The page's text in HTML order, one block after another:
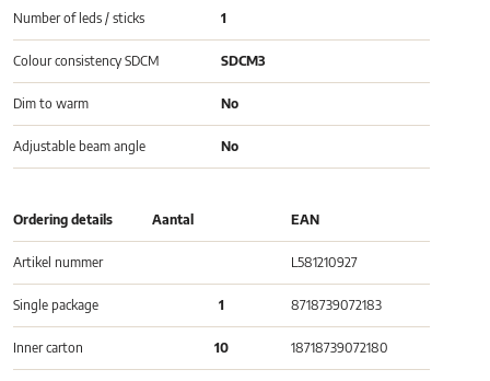
Number of leds / sticks 1
Colour consistency SDCM SDCM3
Dim to warm No
Adjustable beam angle No
Ordering details Aantal EAN
Artikel nummer L581210927
Single package 1 8718739072183
Inner carton 10 18718739072180